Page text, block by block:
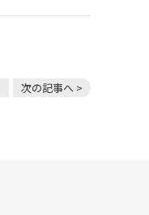
次の記事へ >